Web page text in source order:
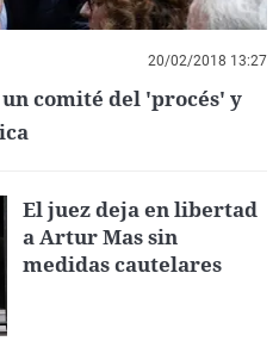
20/02/2018 13:27
comité del 'procés' y
El juez deja en libertad
a Artur Mas sin
medidas cautelares